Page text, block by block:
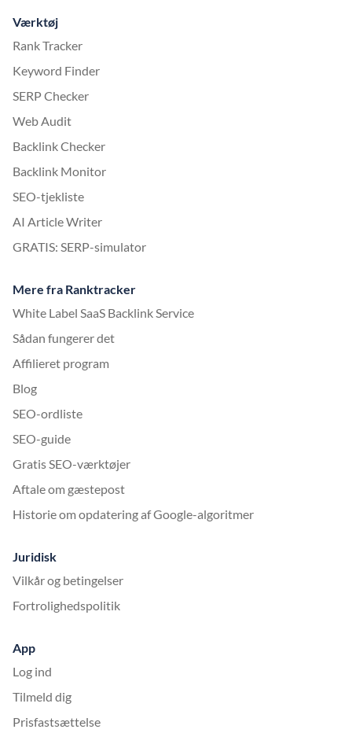
Værktøj
Rank Tracker
Keyword Finder
SERP Checker
Web Audit
Backlink Checker
Backlink Monitor
SEO-tjekliste
AI Article Writer
GRATIS: SERP-simulator
Mere fra Ranktracker
White Label SaaS Backlink Service
Sådan fungerer det
Affilieret program
Blog
SEO-ordliste
SEO-guide
Gratis SEO-værktøjer
Aftale om gæstepost
Historie om opdatering af Google-algoritmer
Juridisk
Vilkår og betingelser
Fortrolighedspolitik
App
Log ind
Tilmeld dig
Prisfastsættelse